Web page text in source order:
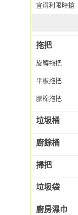
宜得利限時搶
拖把
旋轉拖把
平板拖把
膠棉拖把
垃圾桶
廚餘桶
掃把
垃圾袋
廚房濕巾